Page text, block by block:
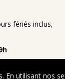
fériés inclus,
utilisant nos